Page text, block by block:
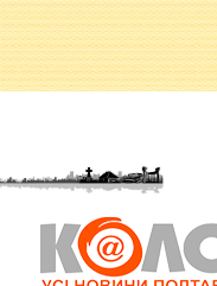
Головна »
дільницях фіксували